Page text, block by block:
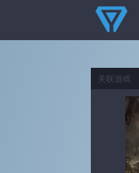
关联游戏